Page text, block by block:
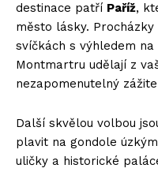
destinace patří Paříž,
město lásky. Procházky
svíčkách s výhledem
Montmartru udělají z
nezapomenutelný
Další skvělou volbou
plavit na gondole
uličky a historické